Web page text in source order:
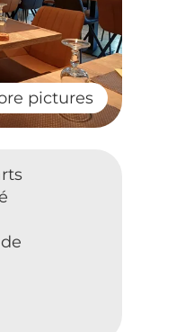
pictures